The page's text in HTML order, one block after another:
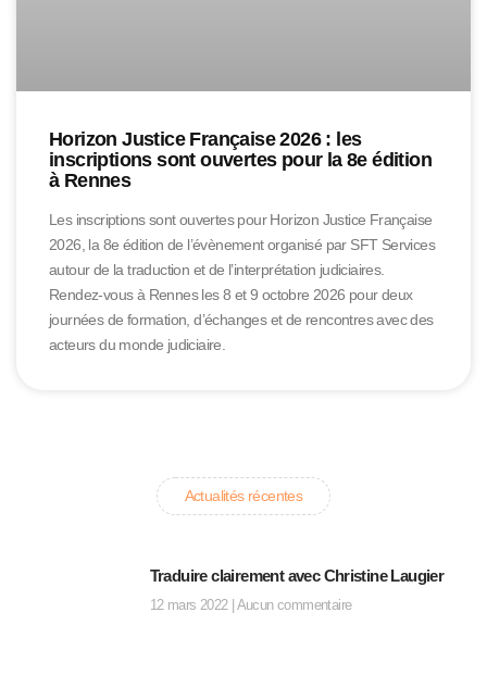
Horizon Justice Française 2026 : les
inscriptions sont ouvertes pour la 8e édition
à Rennes
Les inscriptions sont ouvertes pour Horizon Justice Française
2026, la 8e édition de l’évènement organisé par SFT Services
autour de la traduction et de l’interprétation judiciaires.
Rendez-vous à Rennes les 8 et 9 octobre 2026 pour deux
journées de formation, d’échanges et de rencontres avec des
acteurs du monde judiciaire.
Actualités récentes
Traduire clairement avec Christine Laugier
12 mars 2022 Aucun commentaire